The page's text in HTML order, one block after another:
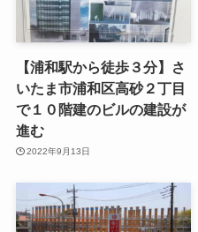
【浦和駅から徒歩３分】さ
いたま市浦和区高砂２丁目
で１０階建のビルの建設が
進む
2022年9月13日